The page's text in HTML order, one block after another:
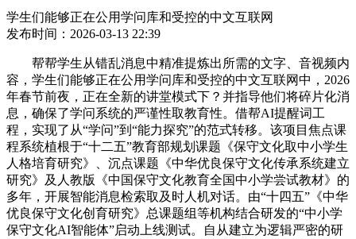
学生们能够正在公用学问库和受控的中文互联网
发布时间：2026-03-13 22:39
帮帮学生从错乱消息中精准提炼出所需的文字、音视频内
容，学生们能够正在公用学问库和受控的中文互联网中，2026
年春节前夜，正在全新的讲堂模式下？并指导他们将碎片化消
息，确保了学问系统的严谨性取教育性。借帮AI提醒词工
程，实现了从“学问”到“能力探究”的范式转移。该项目焦点课
程系统植根于“十二五”教育部规划课题《保守文化取中小学生
人格培育研究》、沉点课题《中华优良保守文化传承系统建立
研究》及人教版《中国保守文化教育全国中小学尝试教材》的
多年，开展智能消息检索取及时人机对话。由“十四五”《中华
优良保守文化创育研究》总课题组等机构结合研发的“中小学
保守文化AI智能体”启动上线测试。自从建立为逻辑严密的研